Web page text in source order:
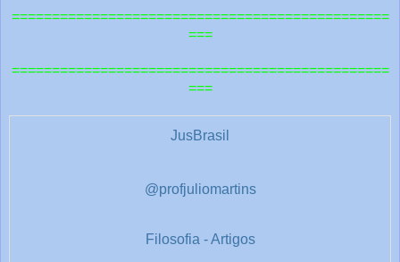
u
a
1
===============================================
===
===============================================
===
JusBrasil
@profjuliomartins
Filosofia - Artigos